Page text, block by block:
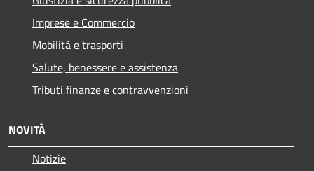
Imprese e Commercio
Mobilità e trasporti
Salute, benessere e assistenza
Tributi,finanze e contravvenzioni
NOVITÀ
Notizie